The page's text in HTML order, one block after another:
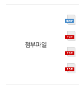
첨부파일